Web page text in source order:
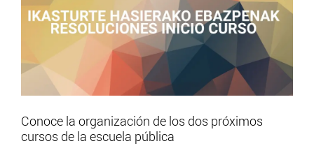
Conoce la organización de los dos próximos
cursos de la escuela pública